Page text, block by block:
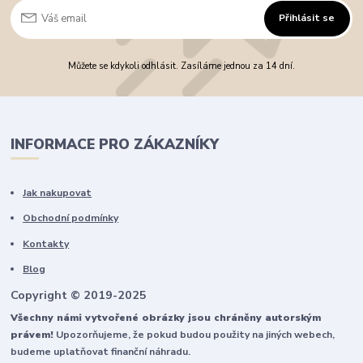
Přihlásit se
Můžete se kdykoli odhlásit. Zasíláme jednou za 14 dní.
INFORMACE PRO ZÁKAZNÍKY
Jak nakupovat
Obchodní podmínky
Kontakty
Blog
Copyright © 2019-2025
Všechny námi vytvořené obrázky jsou chráněny autorským
právem! Upozorňujeme, že pokud budou použity na jiných webech,
budeme uplatňovat finanční náhradu.